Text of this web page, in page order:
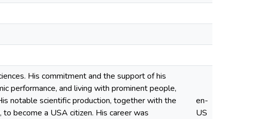
His commitment and the support of his
performance, and living with prominent people,
notable scientific production, together with the
become a USA citizen. His career was
en-
US